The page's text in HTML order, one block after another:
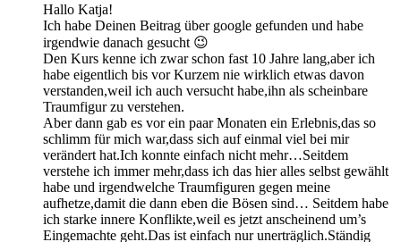
Hallo Katja!
Ich habe Deinen Beitrag über google gefunden und habe
irgendwie danach gesucht 😉
Den Kurs kenne ich zwar schon fast 10 Jahre lang,aber ich
habe eigentlich bis vor Kurzem nie wirklich etwas davon
verstanden,weil ich auch versucht habe,ihn als scheinbare
Traumfigur zu verstehen.
Aber dann gab es vor ein paar Monaten ein Erlebnis,das so
schlimm für mich war,dass sich auf einmal viel bei mir
verändert hat.Ich konnte einfach nicht mehr…Seitdem
verstehe ich immer mehr,dass ich das hier alles selbst gewählt
habe und irgendwelche Traumfiguren gegen meine
aufhetze,damit die dann eben die Bösen sind… Seitdem habe
ich starke innere Konflikte,weil es jetzt anscheinend um’s
Eingemachte geht.Das ist einfach nur unerträglich.Ständig